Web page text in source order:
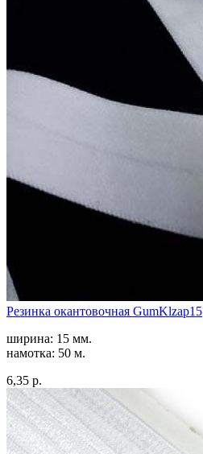
Резинка окантовочная GumKlzap15
ширина: 15 мм.
намотка: 50 м.
6,35 р.